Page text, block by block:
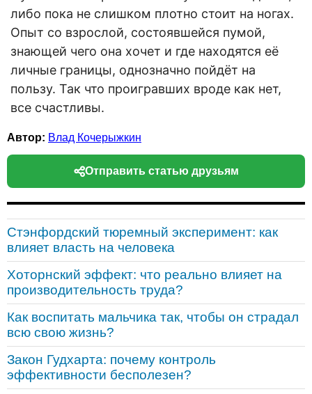
либо пока не слишком плотно стоит на ногах.
Опыт со взрослой, состоявшейся пумой,
знающей чего она хочет и где находятся её
личные границы, однозначно пойдёт на
пользу. Так что проигравших вроде как нет,
все счастливы.
Автор: Влад Кочерыжкин
Отправить статью друзьям
Стэнфордский тюремный эксперимент: как
влияет власть на человека
Хоторнский эффект: что реально влияет на
производительность труда?
Как воспитать мальчика так, чтобы он страдал
всю свою жизнь?
Закон Гудхарта: почему контроль
эффективности бесполезен?